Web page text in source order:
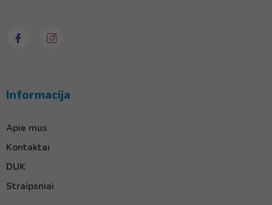
Informacija
Apie mus
Kontaktai
DUK
Straipsniai